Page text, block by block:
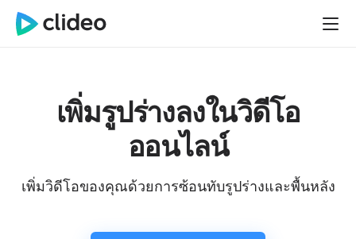
เพิ่มรูปร่างลงในวิดีโอ
ออนไลน์
เพิ่มวิดีโอของคุณด้วยการซ้อนทับรูปร่างและพื้นหลัง